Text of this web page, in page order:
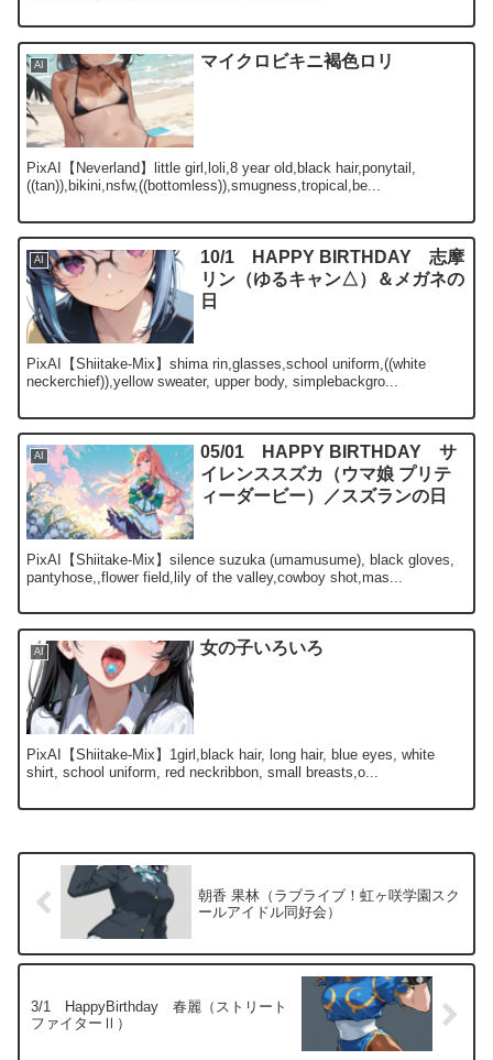
AI マイクロビキニ褐色ロリ
PixAI【Neverland】little girl,loli,8 year old,black hair,ponytail,
((tan)),bikini,nsfw,((bottomless)),smugness,tropical,be...
AI
10/1 HAPPY BIRTHDAY 志摩
リン（ゆるキャン△）＆メガネの
日
PixAI【Shiitake-Mix】shima rin,glasses,school uniform,((white
neckerchief)),yellow sweater, upper body, simplebackgro...
AI
05/01 HAPPY BIRTHDAY サ
イレンススズカ（ウマ娘 プリテ
ィーダービー）／スズランの日
PixAI【Shiitake-Mix】silence suzuka (umamusume), black gloves,
pantyhose,,flower field,lily of the valley,cowboy shot,mas...
AI 女の子いろいろ
PixAI【Shiitake-Mix】1girl,black hair, long hair, blue eyes, white
shirt, school uniform, red neckribbon, small breasts,o...
朝香 果林（ラブライブ！虹ヶ咲学園スク
ールアイドル同好会）
3/1 HappyBirthday 春麗（ストリート
ファイターⅡ）